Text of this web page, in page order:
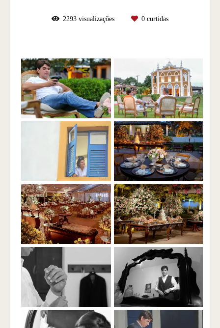
2293 visualizações 0 curtidas